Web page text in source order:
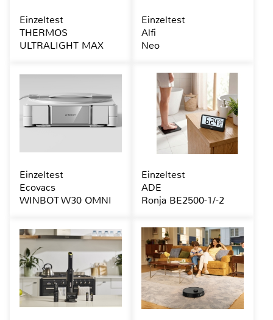
Einzeltest
THERMOS
ULTRALIGHT MAX
Einzeltest
Alfi
Neo
Einzeltest
Ecovacs
WINBOT W30 OMNI
Einzeltest
ADE
Ronja BE2500-1/-2